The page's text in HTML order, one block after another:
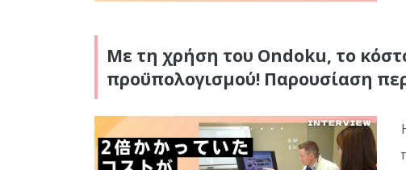
Με τη χρήση του Ondoku, το
προϋπολογισμού! Παρουσίαση